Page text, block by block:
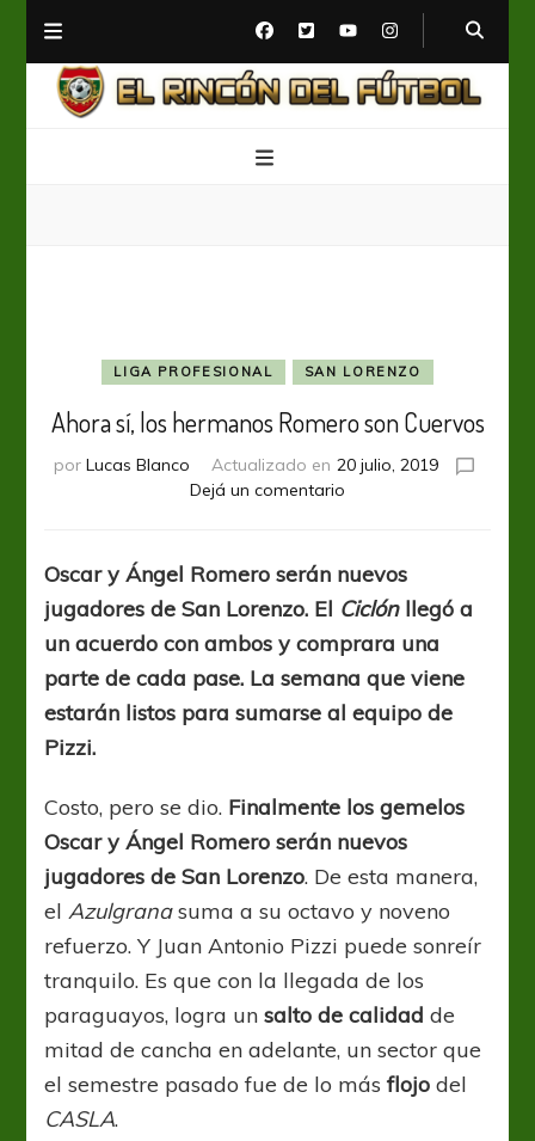
LIGA PROFESIONAL SAN LORENZO
Ahora sí, los hermanos Romero son Cuervos
por Lucas Blanco Actualizado en 20 julio, 2019
Dejá un comentario
hermanos
Romero
son
Oscar y Ángel Romero serán nuevos
jugadores de San Lorenzo. El Ciclónllegó a
un acuerdo con ambos y comprara una
parte de cada pase. La semana que viene
estarán listos para sumarse al equipo de
Pizzi.
Costo, pero se dio. Finalmente los gemelos
Oscar y Ángel Romero serán nuevos
jugadores de San Lorenzo. De esta manera,
elAzulgranasuma a su octavo y noveno
refuerzo. Y Juan Antonio Pizzi puede sonreír
tranquilo. Es que con la llegada de los
paraguayos, logra un salto de calidadde
mitad de cancha en adelante, un sector que
el semestre pasado fue de lo másflojodel
CASLA.